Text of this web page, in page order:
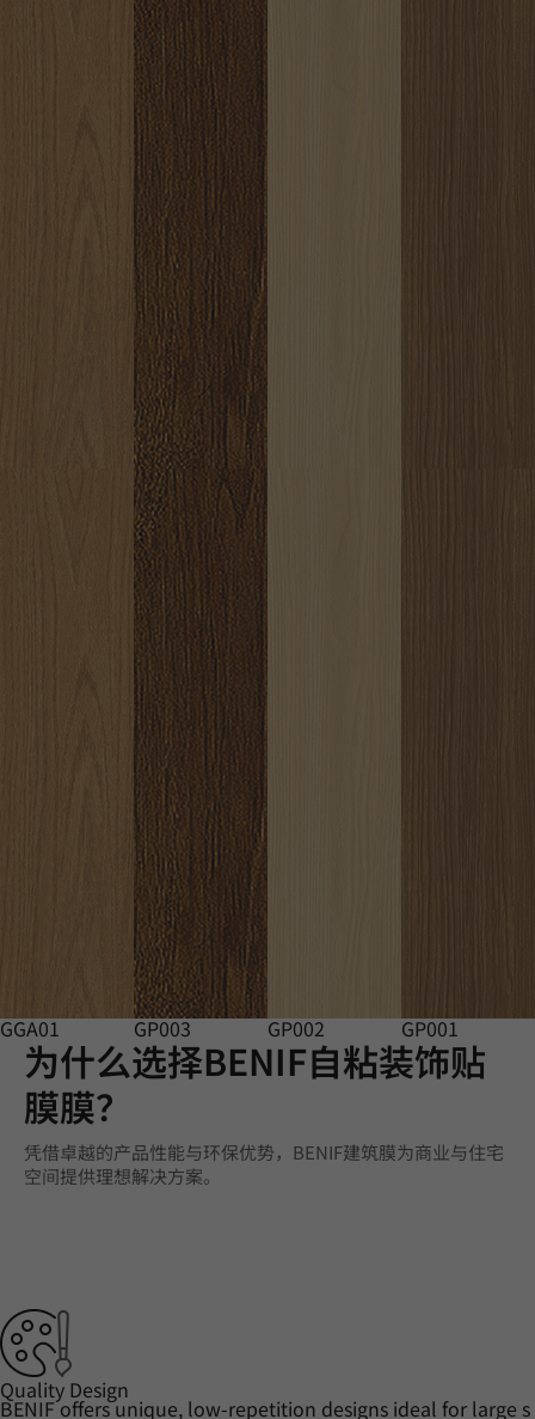
GGA01 GP003 GP002 GP001
为什么选择BENIF自粘装饰贴
膜膜？
凭借卓越的产品性能与环保优势，BENIF建筑膜为商业与住宅
空间提供理想解决方案。
Quality Design
BENIF offers unique, low-repetition designs ideal for large s